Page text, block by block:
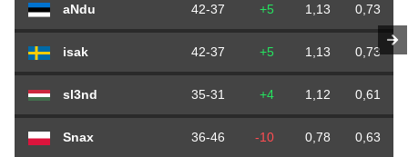
aNdu 42-37 +5 1,13 0,73
isak 42-37 +5 1,13 0,73
sl3nd 35-31 +4 1,12 0,61
Snax 36-46 -10 0,78 0,63